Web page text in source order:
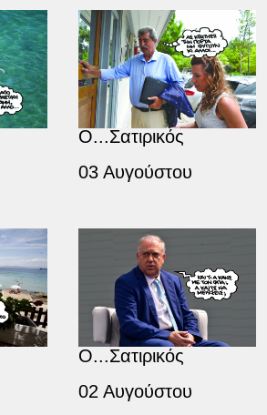
Ο...Σατιρικός
03 Αυγούστου
Ο...Σατιρικός
02 Αυγούστου